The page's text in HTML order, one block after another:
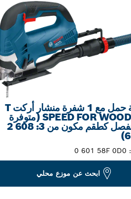
في حقيبة حمل مع 1 شفرة منشار أركت T
144 D،‏ SPEED FOR WOOD (متوفرة
بشكل منفصل كطقم مكون من 3: ‎2 608
0 601 58F 0D0
ابحث عن موزع محلي